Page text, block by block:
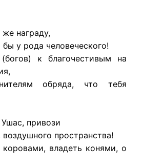
награду,
бы у рода человеческого!
к благочестивым на
обряда, что тебя
привози
пространства!
владеть конями, о